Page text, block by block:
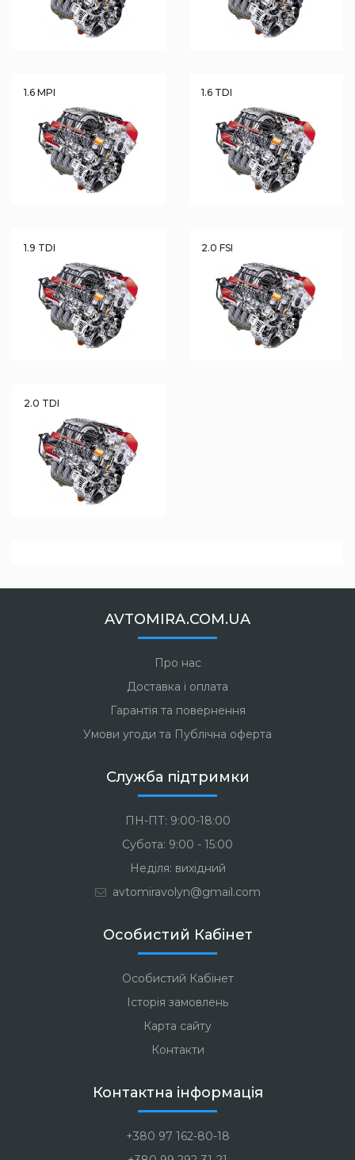
1.6 MPI 1.6 TDI
1.9 TDI 2.0 FSI
2.0 TDI
AVTOMIRA.COM.UA
Про нас
Доставка і оплата
Гарантія та повернення
Умови угоди та Публічна оферта
Служба підтримки
ПН-ПТ: 9:00-18:00
Субота: 9:00 - 15:00
Неділя: вихідний
avtomiravolyn@gmail.com
Особистий Кабінет
Особистий Кабінет
Історія замовлень
Карта сайту
Контакти
Контактна інформація
+380 97 162-80-18